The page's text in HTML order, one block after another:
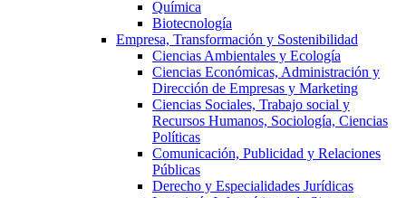
Química
Biotecnología
Empresa, Transformación y Sostenibilidad
Ciencias Ambientales y Ecología
Ciencias Económicas, Administración y
Dirección de Empresas y Marketing
Ciencias Sociales, Trabajo social y
Recursos Humanos, Sociología, Ciencias
Políticas
Comunicación, Publicidad y Relaciones
Públicas
Derecho y Especialidades Jurídicas